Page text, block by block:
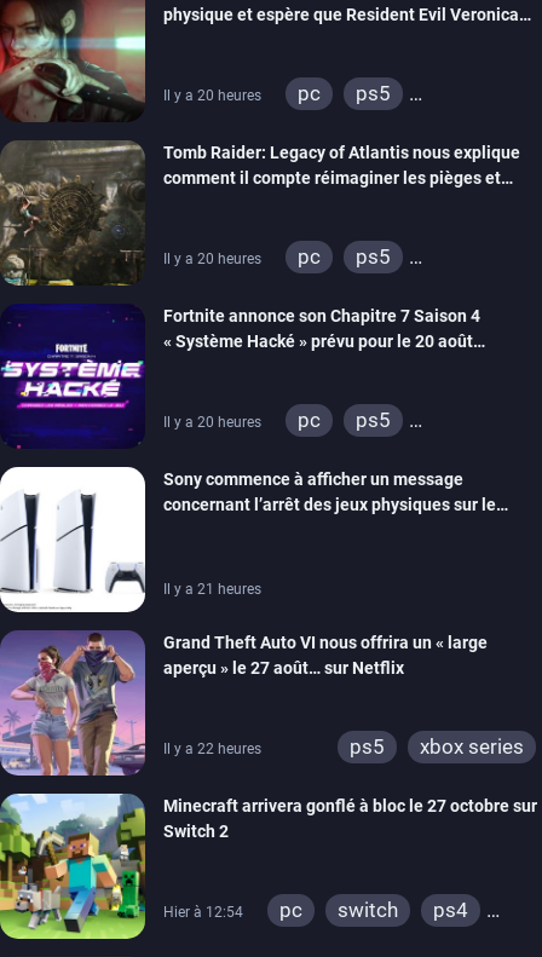
physique et espère que Resident Evil Veronica
Il y a 20 heures pc
ps5
Tomb Raider: Legacy of Atlantis nous explique
comment il compte réimaginer les pièges et
Il y a 20 heures pc
ps5
Fortnite annonce son Chapitre 7 Saison 4
« Système Hacké » prévu pour le 20 août
Il y a 20 heures pc
ps5
ios
android
xbox one
switch 2
Sony commence à afficher un message
concernant l’arrêt des jeux physiques sur le
Il y a 21 heures
Grand Theft Auto VI nous offrira un « large
aperçu » le 27 août… sur Netflix
Il y a 22 heures ps5 xbox series
Minecraft arrivera gonflé à bloc le 27 octobre sur
Switch 2
Hier à 12:54 pc switch
ps4